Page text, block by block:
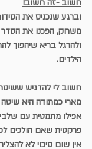
חשוב -זה חשוב!
וברגע שנכניס את
משחק, הפכנו את הסדר
ולהרגל בריא שיהפוך
הילדים.
חשוב לי להדגיש
מארי כמתודה היא שיטה
אפילו מתמטית עם
פרקטית שאם הולכים
אין שום סיכוי לא